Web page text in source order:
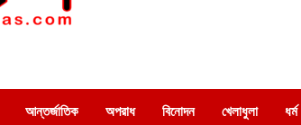
আন্তর্জাতিক অপরাধ বিনোদন খেলাধুলা